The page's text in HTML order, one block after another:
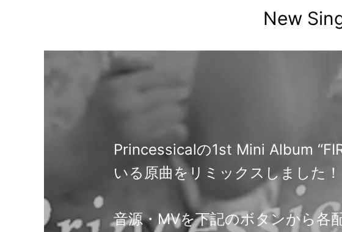
New
Princessicalの1st Mini Album
いる原曲をリミックスしました！
音源・MVを下記のボタンから